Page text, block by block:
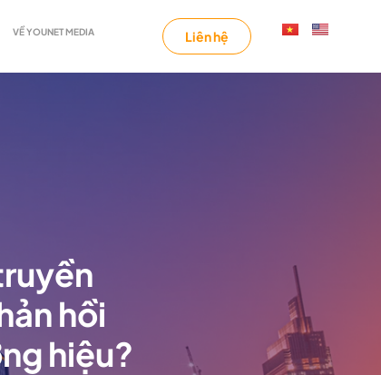
VỀ YOUNET MEDIA Liên hệ
hồi
hiệu?